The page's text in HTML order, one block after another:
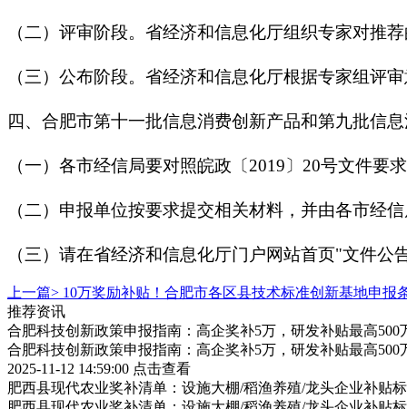
（二）评审阶段。省经济和信息化厅组织专家对推
（三）公布阶段。省经济和信息化厅根据专家组评
四、合肥市第十一批信息消费创新产品和第九批信
（一）各市经信局要对照皖政〔2019〕20号文件要
（二）申报单位按要求提交相关材料，并由各市经
（三）请在省经济和信息化厅门户网站首页"文件公
上一篇> 10万奖励补贴！合肥市各区县技术标准创新基地申报
推荐资讯
合肥科技创新政策申报指南：高企奖补5万，研发补贴最高500
合肥科技创新政策申报指南：高企奖补5万，研发补贴最高500
2025-11-12 14:59:00 点击查看
肥西县现代农业奖补清单：设施大棚/稻渔养殖/龙头企业补贴